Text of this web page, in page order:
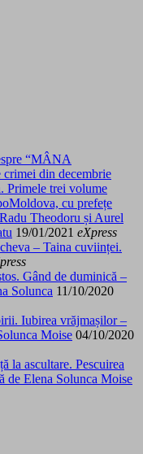
“MÂNA
din decembrie
Primele trei volume
cu prefețe
Theodoru și Aurel
19/01/2021 eXpress
– Taina cuviinței.
Gând de duminică –
Solunca 11/10/2020
Iubirea vrăjmașilor –
Moise 04/10/2020
la ascultare. Pescuirea
de Elena Solunca Moise